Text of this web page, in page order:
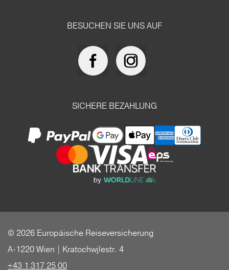
BESUCHEN SIE UNS AUF
SICHERE BEZAHLUNG
© 2026 Europäische Reiseversicherung
A-1220 Wien | Kratochwjlestr. 4
+43 1 317 25 00